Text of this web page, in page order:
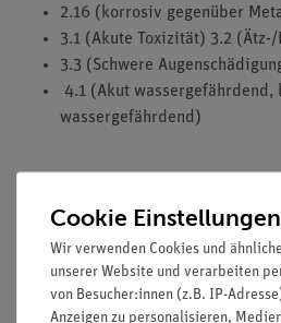
2.16 (korrosiv gegenüber
3.1 (Akute Toxizität) 3.2
3.3 (Schwere
4.1 (Akut
wassergefährdend)
Privatpersonen verkaufen. Lt.
Chemikalien nur an
Verwender und öffentliche
Lehranstalten abgeben.
Cookie Einstellungen
Wir verwenden Cookies und
unserer Website und verarbeiten
von Besucher:innen (z.B. IP-
Anzeigen zu personalisieren,